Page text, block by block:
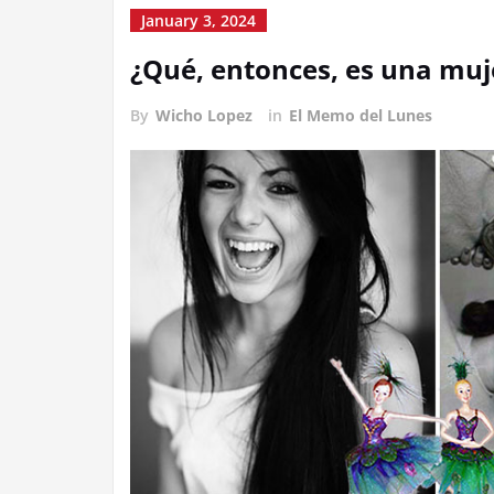
January 3, 2024
¿Qué, entonces, es una
By Wicho Lopez in El Memo del Lunes